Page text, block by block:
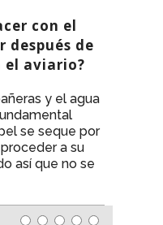
con el
después de
el aviario?
y el agua
se seque por
a su
así que no se